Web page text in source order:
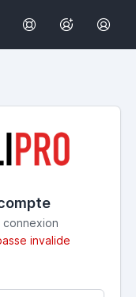
invalide